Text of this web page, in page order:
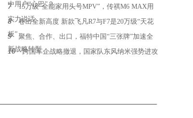
中用户“心巴”？
7
15万级“全能家用头号MPV”，传祺M6 MAX用
实力说话
8
卷出全新高度 新款飞凡R7与F7是20万级“天花
板”
9
聚焦、合作、出口，福特中国“三张牌”加速全
新战略转型
10 跨国车企战略撤退，国家队东风纳米强势进攻